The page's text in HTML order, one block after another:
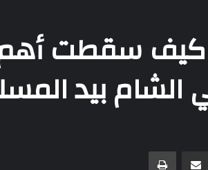
سقطت أهم
الشام بيد
مشاركة عبر البريد طباعة